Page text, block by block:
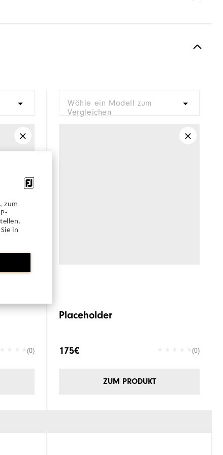
zum
in
(0)
Wähle ein Modell zum
Vergleichen
Placeholder
175€ (0)
ZUM PRODUKT